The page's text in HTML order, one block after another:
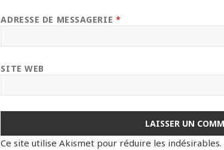
ADRESSE DE MESSAGERIE *
SITE WEB
Ce site utilise Akismet pour réduire les indésirables.